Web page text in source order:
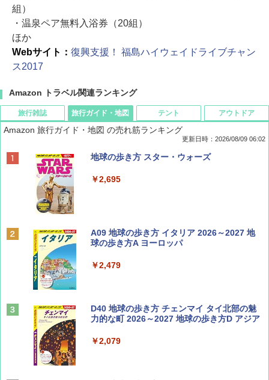
組）
・温泉ペア無料入浴券（20組）
ほか
Webサイト： 復興支援！ 福島ハイウェイドライブチャン
ス2017
Amazon トラベル関連ランキング
旅行雑誌
BE-PAL(ビ-パル) 2026年 9 月号【特別付録:
ディズニーファン ２０２６年 ９月号 [雑
誌] (ＤＩＳＮＥＹ ＦＡＮ)
￥713
山と溪谷 2026年8月号「南アルプス大全」
旅行ガイド・地図
Amazon 旅行ガイド・地図 の売れ筋ランキング
更新日時：2026/08/09 06:02
地球の歩き方 スター・ウォーズ
￥2,695
A09 地球の歩き方 イタリア 2026～2027 地
球の歩き方A ヨーロッパ
￥2,479
D40 地球の歩き方 チェンマイ タイ北部の魅
力的な町 2026～2027 地球の歩き方D アジア
￥2,079
テント アウトドア